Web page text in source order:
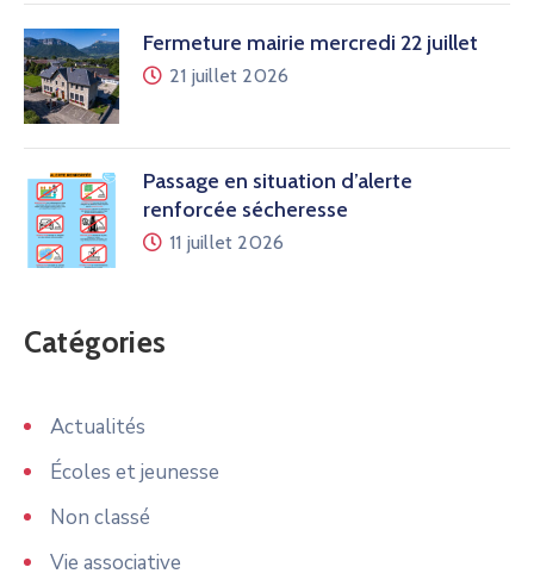
Fermeture mairie mercredi 22 juillet
21 juillet 2026
Passage en situation d’alerte
renforcée sécheresse
11 juillet 2026
Catégories
Actualités
Écoles et jeunesse
Non classé
Vie associative